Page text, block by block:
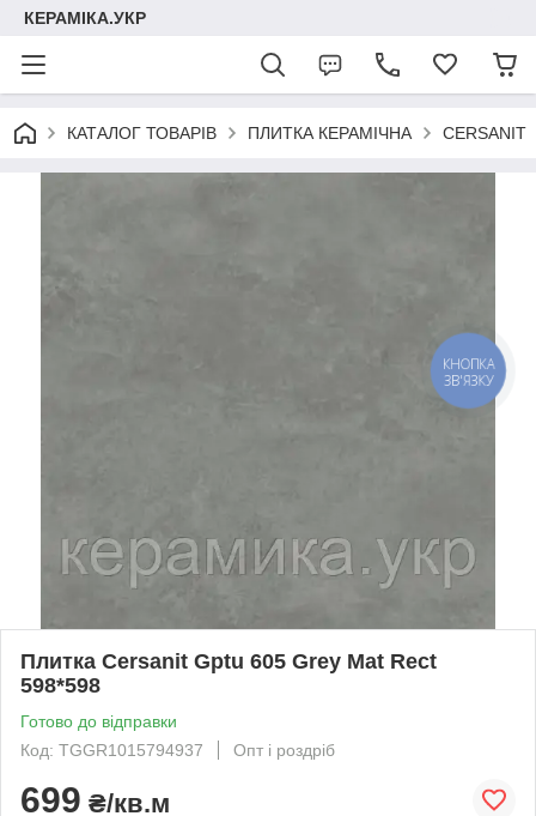
КЕРАМІКА.УКР
КАТАЛОГ ТОВАРІВ ПЛИТКА КЕРАМІЧНА CERSANIT
Плитка Cersanit Gptu 605 Grey Mat Rect
598*598
Готово до відправки
Код: TGGR1015794937
Опт і роздріб
699 ₴/кв.м
КНОПКА
ЗВ'ЯЗКУ